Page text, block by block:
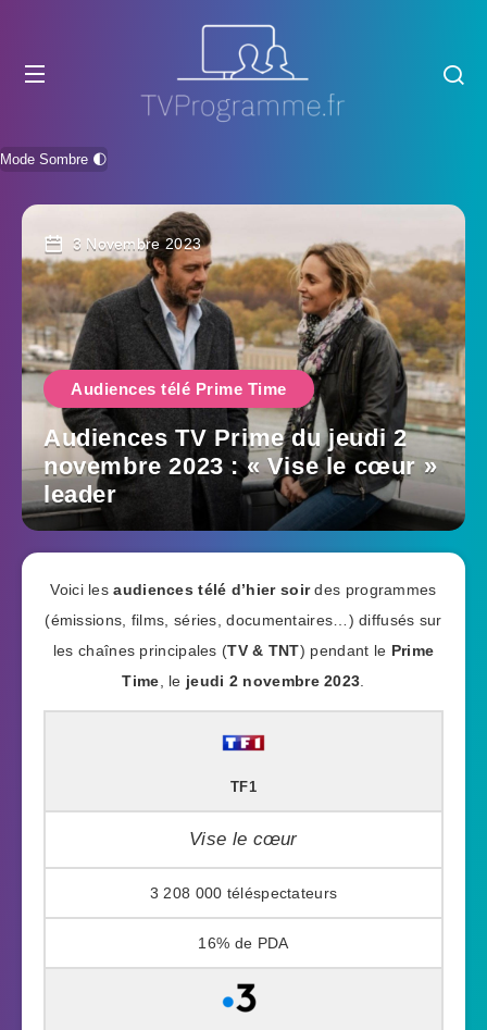
Mode Sombre 🌓
3 Novembre 2023
Audiences télé Prime Time
Audiences TV Prime du jeudi 2
novembre 2023 : « Vise le cœur »
leader
Voici lesaudiences télé d’hier soirdes programmes
(émissions, films, séries, documentaires…) diffusés sur
les chaînes principales (TV & TNT) pendant le Prime
Time , le jeudi 2 novembre 2023
TF1
Vise le cœur
3 208 000
16%